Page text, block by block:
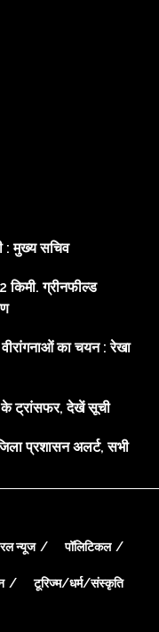
: मुख्य सचिव
किमी. ग्रीनफील्ड
का चयन : रेखा
ट्रांसफर, देखें सूची
प्रशासन अलर्ट, सभी
न्यूज पॉलिटिकल
टूरिज्म/धर्म/संस्कृति